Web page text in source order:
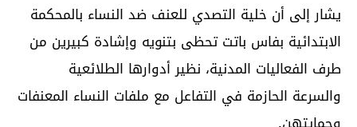
يشار إلى أن خلية التصدي للعنف ضد النساء بالمحكمة
الابتدائية بفاس باتت تحظى بتنويه وإشادة كبيرين من
طرف الفعاليات المدنية، نظير أدوارها الطلائعية
والسرعة الحازمة في التفاعل مع ملفات النساء المعنفات